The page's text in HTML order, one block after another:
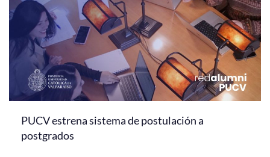
PUCV estrena sistema de postulación a
postgrados